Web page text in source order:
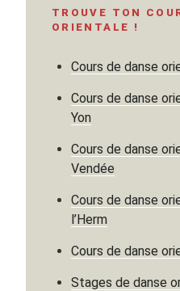
en
? »
TROUVE TON
ORIENTALE !
Cours de danse
Cours de danse
Yon
Cours de danse
Vendée
Cours de danse
l’Herm
Cours de danse
Stages de danse